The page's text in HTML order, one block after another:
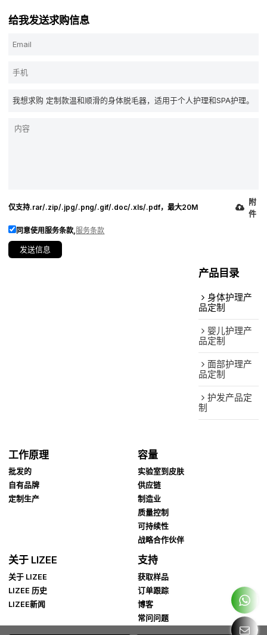
给我发送求购信息
仅支持.rar/.zip/.jpg/.png/.gif/.doc/.xls/.pdf，最大20M
附
件
同意使用服务条款, 服务条款
发送信息
产品目录
身体护理产
品定制
婴儿护理产
品定制
面部护理产
品定制
护发产品定
制
工作原理
批发的
自有品牌
定制生产
容量
实验室到皮肤
供应链
制造业
质量控制
可持续性
战略合作伙伴
关于 LIZEE
关于 LIZEE
LIZEE 历史
LIZEE新闻
支持
获取样品
订单跟踪
博客
常问问题